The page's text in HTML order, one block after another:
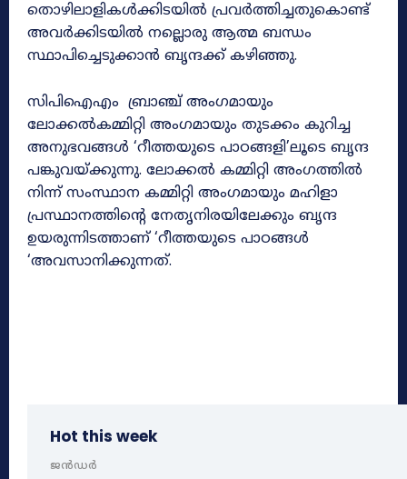
തൊഴിലാളികൾക്കിടയിൽ പ്രവർത്തിച്ചതുകൊണ്ട്
അവർക്കിടയിൽ നല്ലൊരു ആത്മ ബന്ധം
സ്ഥാപിച്ചെടുക്കാൻ ബൃന്ദക്ക് കഴിഞ്ഞു.
സിപിഐഎം ബ്രാഞ്ച് അംഗമായും
ലോക്കൽകമ്മിറ്റി അംഗമായും തുടക്കം കുറിച്ച
അനുഭവങ്ങൾ ‘റീത്തയുടെ പാഠങ്ങളി’ലൂടെ ബൃന്ദ
പങ്കുവയ്ക്കുന്നു. ലോക്കൽ കമ്മിറ്റി അംഗത്തിൽ
നിന്ന് സംസ്ഥാന കമ്മിറ്റി അംഗമായും മഹിളാ
പ്രസ്ഥാനത്തിന്റെ നേതൃനിരയിലേക്കും ബൃന്ദ
ഉയരുന്നിടത്താണ് ‘റീത്തയുടെ പാഠങ്ങൾ
‘അവസാനിക്കുന്നത്.
Hot this week
ജൻഡർ